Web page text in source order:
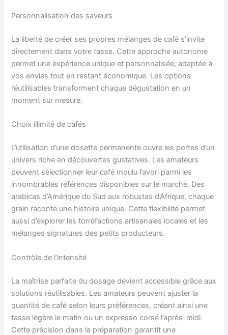
Personnalisation des saveurs
La liberté de créer ses propres mélanges de café s’invite
directement dans votre tasse. Cette approche autonome
permet une expérience unique et personnalisée, adaptée à
vos envies tout en restant économique. Les options
réutilisables transforment chaque dégustation en un
moment sur mesure.
Choix illimité de cafés
L’utilisation d’une dosette permanente ouvre les portes d’un
univers riche en découvertes gustatives. Les amateurs
peuvent sélectionner leur café moulu favori parmi les
innombrables références disponibles sur le marché. Des
arabicas d’Amérique du Sud aux robustas d’Afrique, chaque
grain raconte une histoire unique. Cette flexibilité permet
aussi d’explorer les torréfactions artisanales locales et les
mélanges signatures des petits producteurs.
Contrôle de l’intensité
La maîtrise parfaite du dosage devient accessible grâce aux
solutions réutilisables. Les amateurs peuvent ajuster la
quantité de café selon leurs préférences, créant ainsi une
tasse légère le matin ou un expresso corsé l’après-midi.
Cette précision dans la préparation garantit une